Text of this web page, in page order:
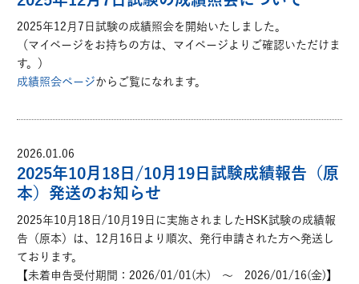
2025年12月7日試験の成績照会を開始いたしました。
（マイページをお持ちの方は、マイページよりご確認いただけま
す。）
成績照会ページからご覧になれます。
2026.01.06
2025年10月18日/10月19日試験成績報告（原
本）発送のお知らせ
2025年10月18日/10月19日に実施されましたHSK試験の成績報
告（原本）は、12月16日より順次、発行申請された方へ発送し
ております。
【未着申告受付期間：2026/01/01(木) ～ 2026/01/16(金)】